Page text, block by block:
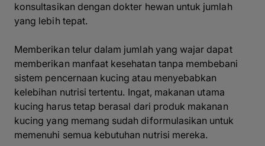
konsultasikan dengan dokter hewan untuk jumlah
yang lebih tepat.
Memberikan telur dalam jumlah yang wajar dapat
memberikan manfaat kesehatan tanpa membebani
sistem pencernaan kucing atau menyebabkan
kelebihan nutrisi tertentu. Ingat, makanan utama
kucing harus tetap berasal dari produk makanan
kucing yang memang sudah diformulasikan untuk
memenuhi semua kebutuhan nutrisi mereka.